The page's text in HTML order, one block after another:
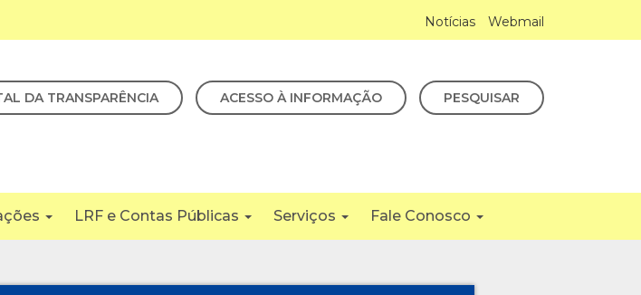
Notícias Webmail
DA TRANSPARÊNCIA ACESSO À INFORMAÇÃO PESQUISAR
LRF e Contas Públicas Serviços Fale Conosco